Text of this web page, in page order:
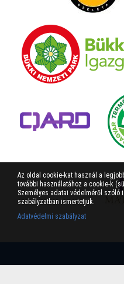
Az oldal cookie-kat használ a
további használatához a cookie-k
Személyes adatai védelméről
szabályzatban ismertetjük.
Adatvédelmi szabályzat